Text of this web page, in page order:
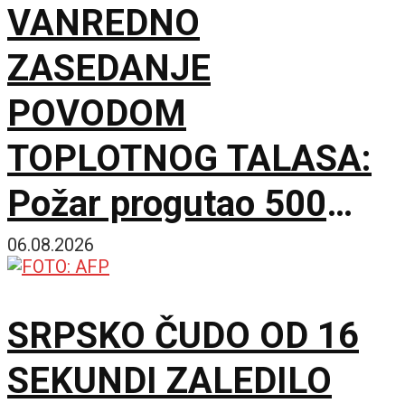
VANREDNO
ZASEDANJE
POVODOM
TOPLOTNOG TALASA:
Požar progutao 500
hektara Peščare, sutra
06.08.2026
SRPSKO ČUDO OD 16
SEKUNDI ZALEDILO